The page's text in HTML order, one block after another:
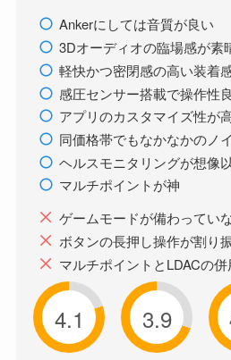
Ankerにしては音質が良い
3Dオーディオの臨場感が素
軽快かつ密閉感の高い装着
感圧センサー搭載で操作性
アプリのカスタマイズ性が
同価格帯でもなかなかのノ
ヘルスモニタリングが想像
マルチポイントが神
ゲームモードが備わってい
ボタンの長押し操作が割り
マルチポイントとLDACの
4.1 3.9